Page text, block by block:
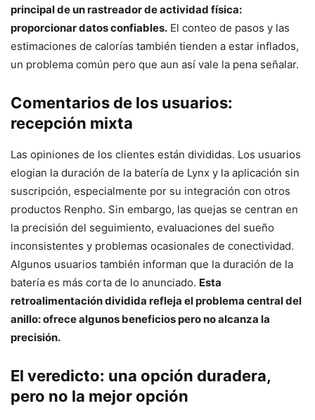
principal de un rastreador de actividad física:
proporcionar datos confiables. El conteo de pasos y las
estimaciones de calorías también tienden a estar inflados,
un problema común pero que aun así vale la pena señalar.
Comentarios de los usuarios:
recepción mixta
Las opiniones de los clientes están divididas. Los usuarios
elogian la duración de la batería de Lynx y la aplicación sin
suscripción, especialmente por su integración con otros
productos Renpho. Sin embargo, las quejas se centran en
la precisión del seguimiento, evaluaciones del sueño
inconsistentes y problemas ocasionales de conectividad.
Algunos usuarios también informan que la duración de la
batería es más corta de lo anunciado. Esta
retroalimentación dividida refleja el problema central del
anillo: ofrece algunos beneficios pero no alcanza la
precisión.
El veredicto: una opción duradera,
pero no la mejor opción